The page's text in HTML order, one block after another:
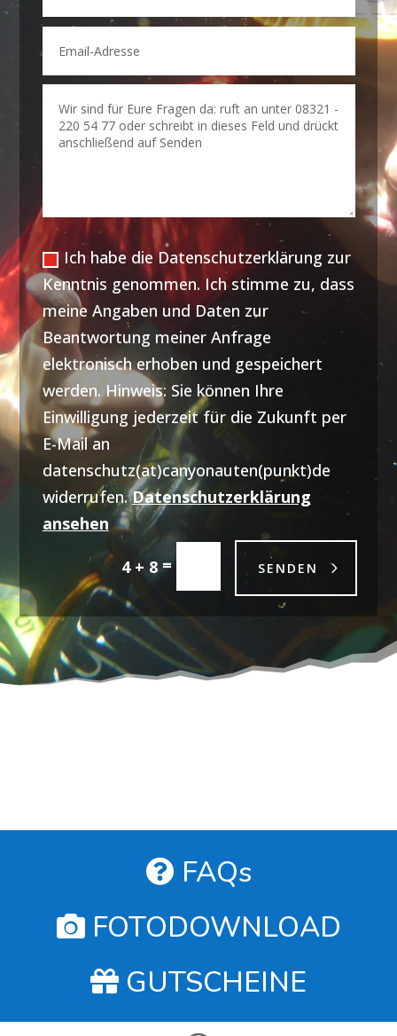
Ich habe die Datenschutzerklärung zur
Kenntnis genommen. Ich stimme zu, dass
meine Angaben und Daten zur
Beantwortung meiner Anfrage
elektronisch erhoben und gespeichert
werden. Hinweis: Sie können Ihre
Einwilligung jederzeit für die Zukunft per
E-Mail an
datenschutz(at)canyonauten(punkt)de
widerrufen.Datenschutzerklärung
ansehen
4 + 8= SENDEN
FAQs
FOTODOWNLOAD
GUTSCHEINE